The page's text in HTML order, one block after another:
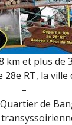
km et plus de
RT, la ville
–
de